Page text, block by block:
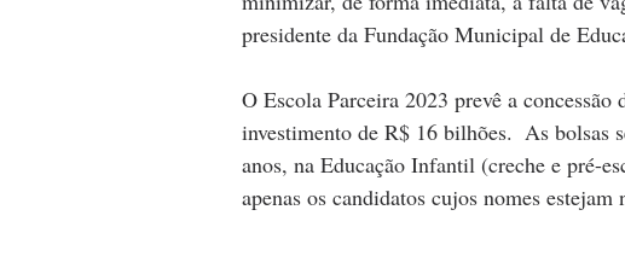
presidente da Fundação Municipal de
O Escola Parceira 2023 prevê a
investimento de R$ 16 bilhões.  As bolsas
anos, na Educação Infantil (creche e pré-
apenas os candidatos cujos nomes